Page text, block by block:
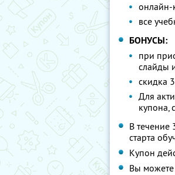
онлайн-
все
БОНУСЫ:
при
слайды
скидка
Для
купона,
В течение
старта
Купон
Вы можете